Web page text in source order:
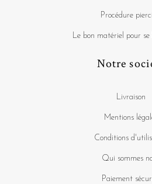
Procédure
Le bon matériel pour se
Notre
Livraison
Mentions
Conditions
Qui sommes
Paiement